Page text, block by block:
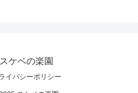
スケベの楽園
イバシーポリシー